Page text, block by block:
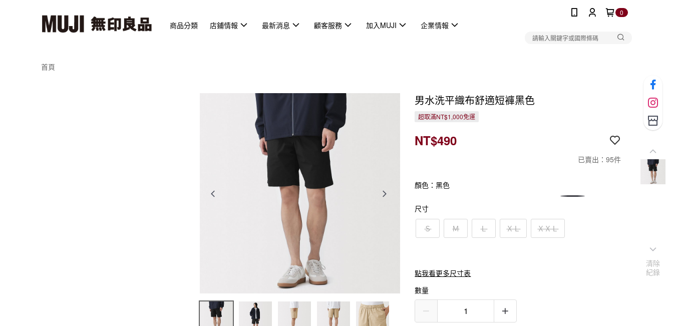
0
商品分類 店鋪情報 最新消息 顧客服務 加入MUJI 企業情報
首頁
男水洗平織布舒適短褲黑色
超取滿NT$1,000免運
NT$490
已賣出：95件
顏色：黑色
尺寸
Ｓ
Ｍ Ｌ ＸＬ ＸＸＬ
點我看更多尺寸表
數量
清除
紀錄